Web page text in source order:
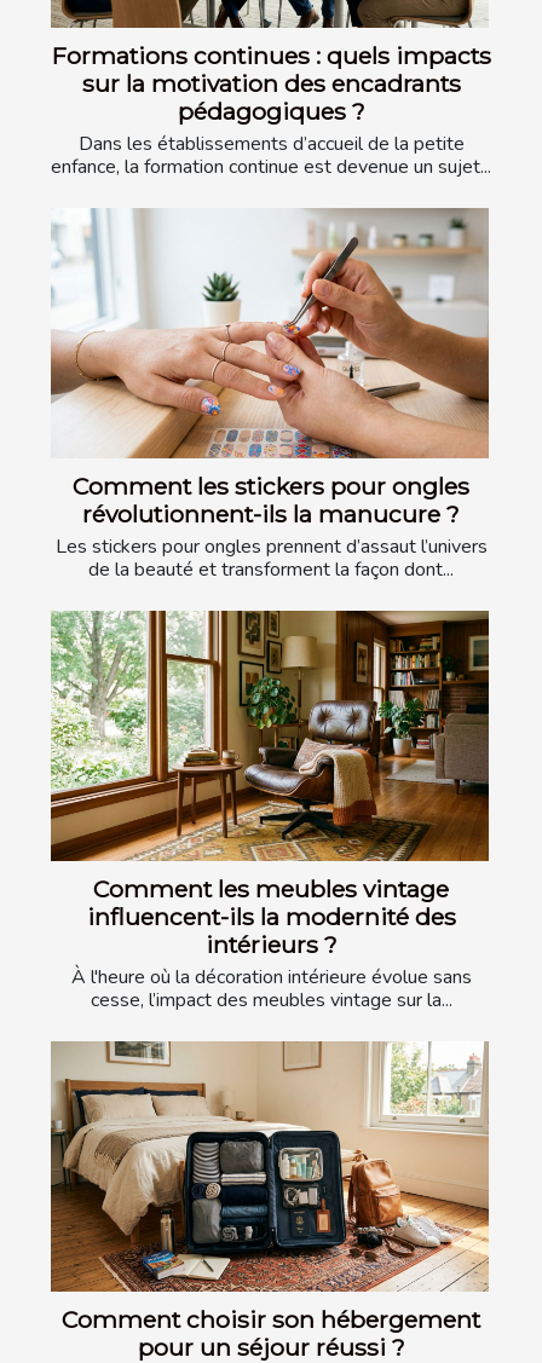
Formations continues : quels impacts
sur la motivation des encadrants
pédagogiques ?
Dans les établissements d’accueil de la petite
enfance, la formation continue est devenue un sujet...
Comment les stickers pour ongles
révolutionnent-ils la manucure ?
Les stickers pour ongles prennent d’assaut l’univers
de la beauté et transforment la façon dont...
Comment les meubles vintage
influencent-ils la modernité des
intérieurs ?
À l'heure où la décoration intérieure évolue sans
cesse, l’impact des meubles vintage sur la...
Comment choisir son hébergement
pour un séjour réussi ?